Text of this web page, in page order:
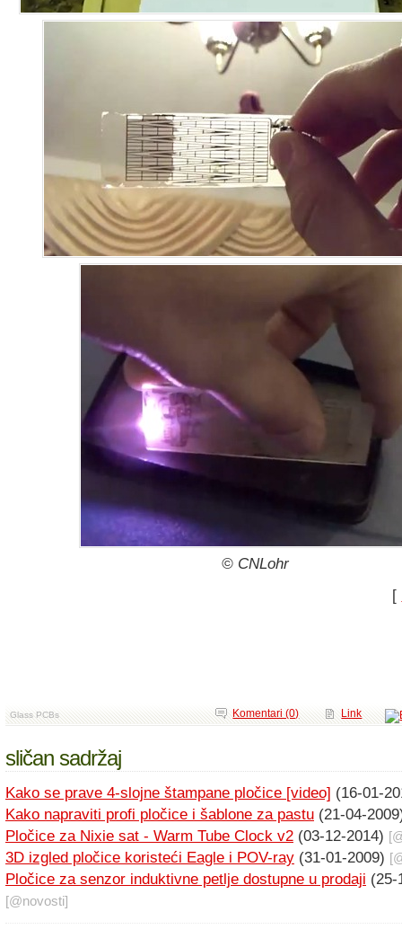
© CNLohr
[
Glass PCBs Link
Komentari (0)
sličan sadržaj
Kako se prave 4-slojne štampane pločice [video] (16-01-
Kako napraviti profi pločice i šablone za pastu (21-04-
Pločice za Nixie sat - Warm Tube Clock v2 (03-12-2014)
3D izgled pločice koristeći Eagle i POV-ray (31-01-2009)
Pločice za senzor induktivne petlje dostupne u prodaji (25-
[@novosti]